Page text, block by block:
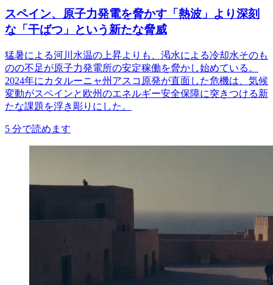
スペイン、原子力発電を脅かす「熱波」より深刻
な「干ばつ」という新たな脅威
猛暑による河川水温の上昇よりも、渇水による冷却水そのも
のの不足が原子力発電所の安定稼働を脅かし始めている。
2024年にカタルーニャ州アスコ原発が直面した危機は、気候
変動がスペインと欧州のエネルギー安全保障に突きつける新
たな課題を浮き彫りにした。
5 分で読めます